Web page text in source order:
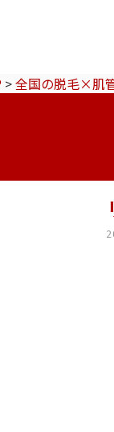
>全国の脱毛×肌